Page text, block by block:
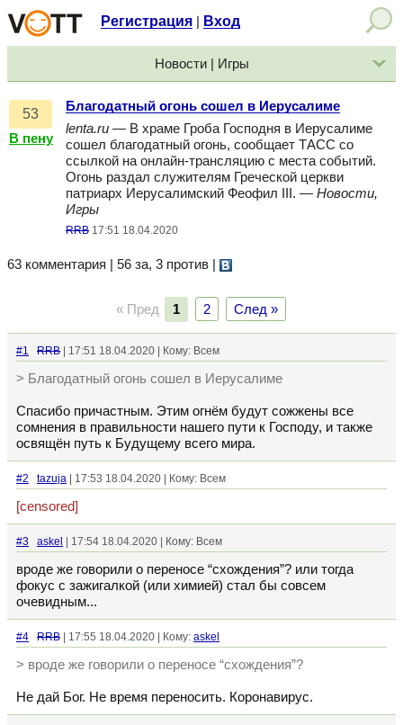
Регистрация Вход
Новости | Игры
53
В пену
Благодатный огонь сошел в Иерусалиме
lenta.ru — В храме Гроба Господня в Иерусалиме
сошел благодатный огонь, сообщает ТАСС со
ссылкой на онлайн-трансляцию с места событий.
Огонь раздал служителям Греческой церкви
патриарх Иерусалимский Феофил III. — Новости,
Игры
RRB 17:51 18.04.2020
63 комментария | 56 за, 3 против
« Пред 1 2 След »
#1 RRB | 17:51 18.04.2020 | Кому: Всем
> Благодатный огонь сошел в Иерусалиме
Спасибо причастным. Этим огнём будут сожжены все
сомнения в правильности нашего пути к Господу, и также
освящён путь к Будущему всего мира.
#2 tazuja | 17:53 18.04.2020 | Кому: Всем
[censored]
#3 askel | 17:54 18.04.2020 | Кому: Всем
вроде же говорили о переносе “схождения”? или тогда
фокус с зажигалкой (или химией) стал бы совсем
очевидным...
#4 RRB | 17:55 18.04.2020 | Кому: askel
> вроде же говорили о переносе “схождения”?
Не дай Бог. Не время переносить. Коронавирус.